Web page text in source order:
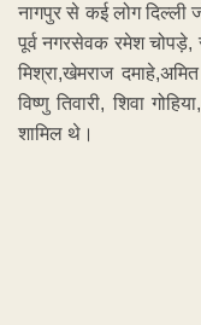
नागपुर से कई लोग दिल्ली
पूर्व नगरसेवक रमेश चोपड़े,
मिश्रा,खेमराज
विष्णु तिवारी, शिवा
शामिल थे।